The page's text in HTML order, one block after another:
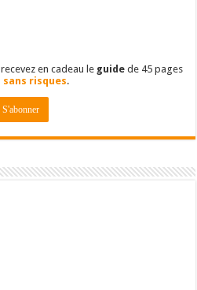
en cadeau le guide de 45 pages
risques.